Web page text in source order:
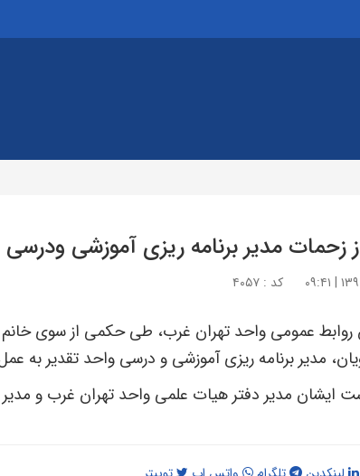
زحمات مدیر برنامه ریزی آموزشی
کد : ۴۰۵۷
روابط عمومی واحد تهران غرب، طی حکمی از سوی خانم
مدیر برنامه ریزی آموزشی و درسی واحد تقدیر به
ایشان مدیر دفتر هیات علمی واحد تهران غرب و